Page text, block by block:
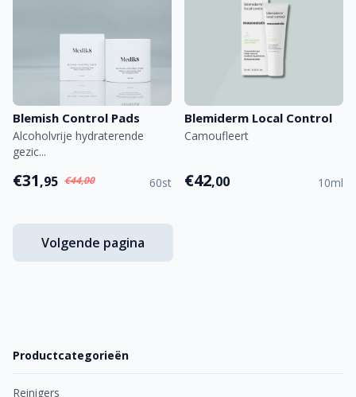
Blemish Control Pads
Alcoholvrije hydraterende
gezic...
€31,95 €44,00 60st
Blemiderm Local Control
Camoufleert
€42,00 10ml
Volgende pagina
Productcategorieën
Reinigers